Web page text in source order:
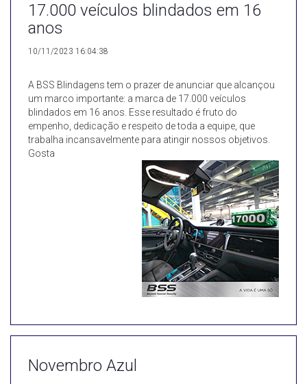
17.000 veículos blindados em 16
anos
10/11/2023 16:04:38
A BSS Blindagens tem o prazer de anunciar que alcançou
um marco importante: a marca de 17.000 veículos
blindados em 16 anos. Esse resultado é fruto do
empenho, dedicação e respeito de toda a equipe, que
trabalha incansavelmente para atingir nossos objetivos.
Gosta
Novembro Azul